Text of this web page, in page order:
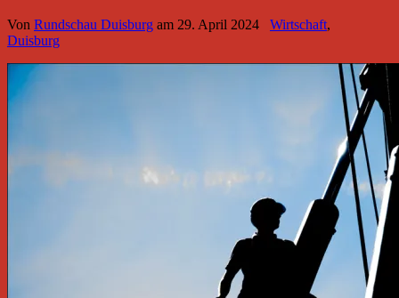
Von Rundschau Duisburg am 29. April 2024 Wirtschaft,
Duisburg